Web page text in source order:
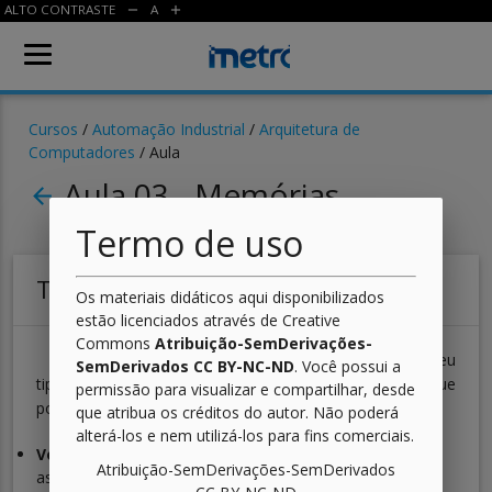
Termo de uso
Os materiais didáticos aqui disponibilizados
estão licenciados através de Creative
Commons Atribuição-SemDerivações-
SemDerivados CC BY-NC-ND. Você possui a
permissão para visualizar e compartilhar, desde
que atribua os créditos do autor. Não poderá
alterá-los e nem utilizá-los para fins comerciais.
Atribuição-SemDerivações-SemDerivados
ALTO CONTRASTE remove A add
Cursos / Automação Industrial / Arquitetura de
Computadores / Aula
arrow_backAula 03 - Memórias
Tipos de Memórias
As memórias podem ser classificadas quanto ao seu
tipo em relação à característica de volatilidade que
possuem. Diz-se que uma memória é:
Volátil:
assim que a energia é cortada. Nesse caso, a memória